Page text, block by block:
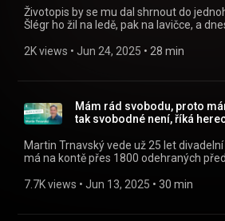
Životopis by se mu dal shrnout do
Šlégr ho žil na ledě, pak na lavičce, a
hrál i miloval, je to jako byste
bojuje jinak: za sestavu, za pohodu v
výstroj. Poslouchejte Alex a host jako podcast v mobilní
aplikaci mujRozhlas https://rozhl.as/
Alex a host na mujRozhlas.cz
https://www.mujrozhlas.cz/alex-host »
Facebooku: https://
2K views • Jun 24, 2025 • 28 min
Mám rád svobodu, proto
tak svobodné není, říká
Martin Trnavský vede už 25 let
má na kontě přes 1800 odehraných
nevyhnula. „Začínali jsme s hrou Sex, drogy, rokenrol, a ta s
7.7K views • Jun 13, 2025 • 30 min